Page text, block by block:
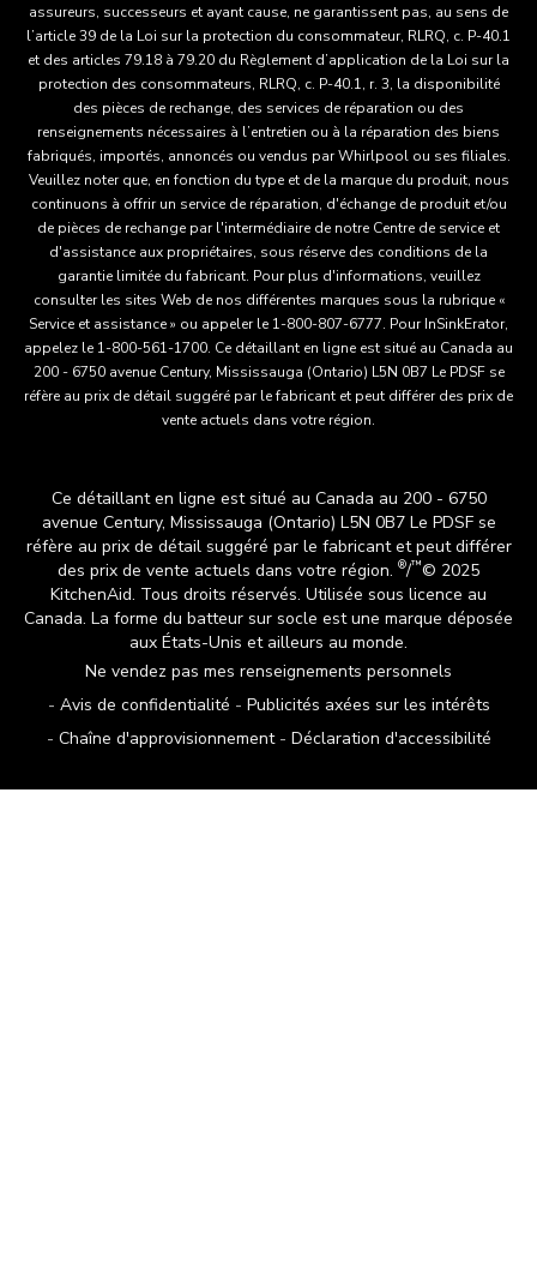
assureurs, successeurs et ayant cause, ne garantissent pas, au sens de
l’article 39 de la Loi sur la protection du consommateur, RLRQ, c. P-40.1
et des articles 79.18 à 79.20 du Règlement d’application de la Loi sur la
protection des consommateurs, RLRQ, c. P-40.1, r. 3, la disponibilité
des pièces de rechange, des services de réparation ou des
renseignements nécessaires à l’entretien ou à la réparation des biens
fabriqués, importés, annoncés ou vendus par Whirlpool ou ses filiales.
Veuillez noter que, en fonction du type et de la marque du produit, nous
continuons à offrir un service de réparation, d'échange de produit et/ou
de pièces de rechange par l'intermédiaire de notre Centre de service et
d'assistance aux propriétaires, sous réserve des conditions de la
garantie limitée du fabricant. Pour plus d'informations, veuillez
consulter les sites Web de nos différentes marques sous la rubrique «
Service et assistance » ou appeler le 1-800-807-6777. Pour InSinkErator,
appelez le 1-800-561-1700. Ce détaillant en ligne est situé au Canada au
200 - 6750 avenue Century, Mississauga (Ontario) L5N 0B7 Le PDSF se
réfère au prix de détail suggéré par le fabricant et peut différer des prix de
vente actuels dans votre région.
Ce détaillant en ligne est situé au Canada au 200 - 6750
avenue Century, Mississauga (Ontario) L5N 0B7 Le PDSF se
réfère au prix de détail suggéré par le fabricant et peut différer
des prix de vente actuels dans votre région. ®/™© 2025
KitchenAid. Tous droits réservés. Utilisée sous licence au
Canada. La forme du batteur sur socle est une marque déposée
aux États-Unis et ailleurs au monde.
Ne vendez pas mes renseignements personnels
Avis de confidentialité
Publicités axées sur les intérêts
Chaîne d'approvisionnement
Déclaration d'accessibilité